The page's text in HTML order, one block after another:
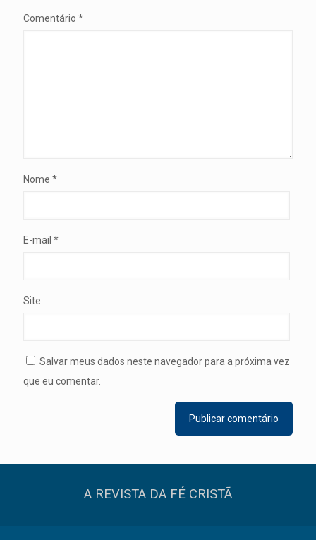
Comentário *
Nome *
E-mail *
Site
Salvar meus dados neste navegador para a próxima vez
que eu comentar.
A REVISTA DA FÉ CRISTÃ